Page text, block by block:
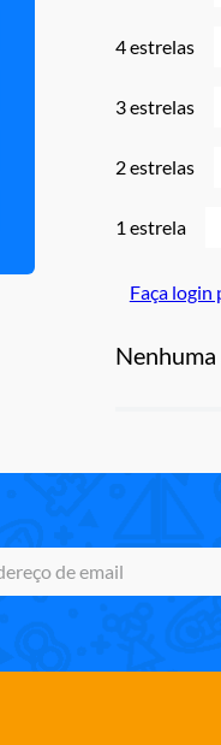
4 estrelas
3 estrelas
2 estrelas
1 estrela
Faça login